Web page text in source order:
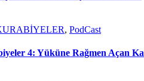
, PodCast
4: Yüküne Rağmen Açan